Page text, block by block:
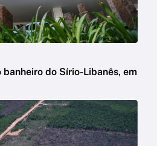
do Sírio-Libanês, em